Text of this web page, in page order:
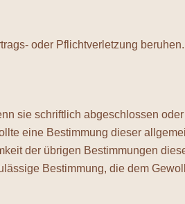
oder Pflichtverletzung beruhen.
sie schrift­lich abgeschlossen
eine Bestimmung dieser
der übrigen Bestimmungen
Bestimmung, die dem